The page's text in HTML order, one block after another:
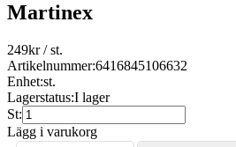
Martinex
249kr/ st.
Artikelnummer:6416845106632
Enhet:st.
Lagerstatus:I lager
St:
Lägg i varukorg